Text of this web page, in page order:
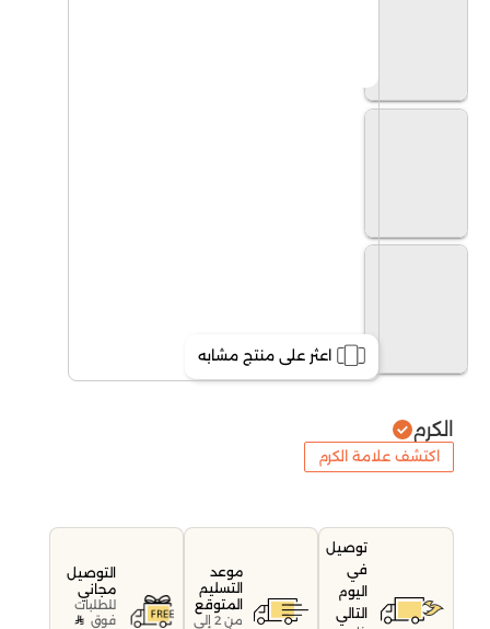
اعثر على منتج مشابه
الكرم
اكتشف علامة الكرم
توصيل
في
اليوم
التالي
موعد
التسليم
المتوقع
من 2 إلى
التوصيل
مجاني
للطلبات
فوق